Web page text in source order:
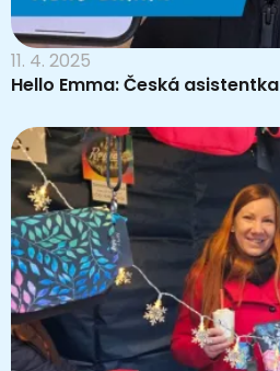
11. 4. 2025
Hello Emma: Česká